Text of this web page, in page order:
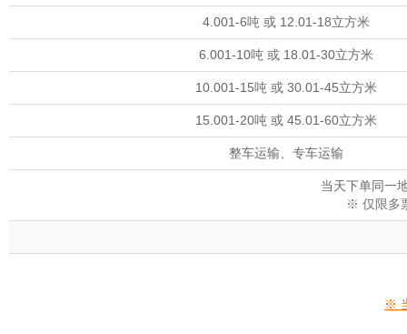
4.001-6吨 或 12.01-18立方米
6.001-10吨 或 18.01-30立方米
10.001-15吨 或 30.01-45立方米
15.001-20吨 或 45.01-60立方米
整车运输、专车运输
当天下单同一
※ 仅限多
※